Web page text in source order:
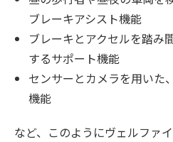
ブレーキアシスト機能
ブレーキとアクセルを踏み
するサポート機能
センサーとカメラを用いた
機能
など、このようにヴェルファ